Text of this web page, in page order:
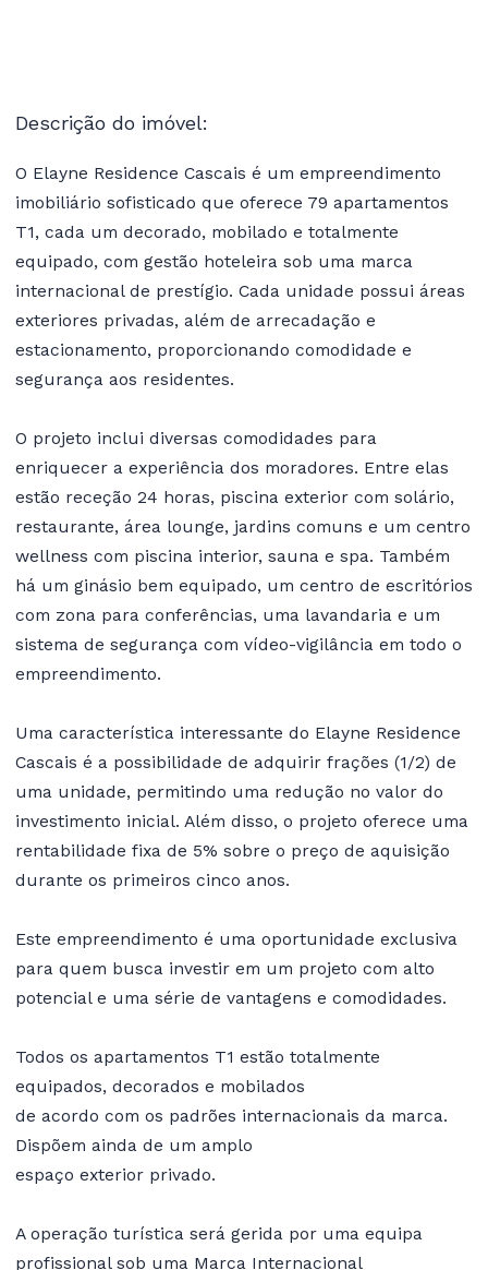
Descrição do imóvel:
O Elayne Residence Cascais é um empreendimento
imobiliário sofisticado que oferece 79 apartamentos
T1, cada um decorado, mobilado e totalmente
equipado, com gestão hoteleira sob uma marca
internacional de prestígio. Cada unidade possui áreas
exteriores privadas, além de arrecadação e
estacionamento, proporcionando comodidade e
segurança aos residentes.
O projeto inclui diversas comodidades para
enriquecer a experiência dos moradores. Entre elas
estão receção 24 horas, piscina exterior com solário,
restaurante, área lounge, jardins comuns e um centro
wellness com piscina interior, sauna e spa. Também
há um ginásio bem equipado, um centro de escritórios
com zona para conferências, uma lavandaria e um
sistema de segurança com vídeo-vigilância em todo o
empreendimento.
Uma característica interessante do Elayne Residence
Cascais é a possibilidade de adquirir frações (1/2) de
uma unidade, permitindo uma redução no valor do
investimento inicial. Além disso, o projeto oferece uma
rentabilidade fixa de 5% sobre o preço de aquisição
durante os primeiros cinco anos.
Este empreendimento é uma oportunidade exclusiva
para quem busca investir em um projeto com alto
potencial e uma série de vantagens e comodidades.
Todos os apartamentos T1 estão totalmente
equipados, decorados e mobilados
de acordo com os padrões internacionais da marca.
Dispõem ainda de um amplo
espaço exterior privado.
A operação turística será gerida por uma equipa
profissional sob uma Marca Internacional